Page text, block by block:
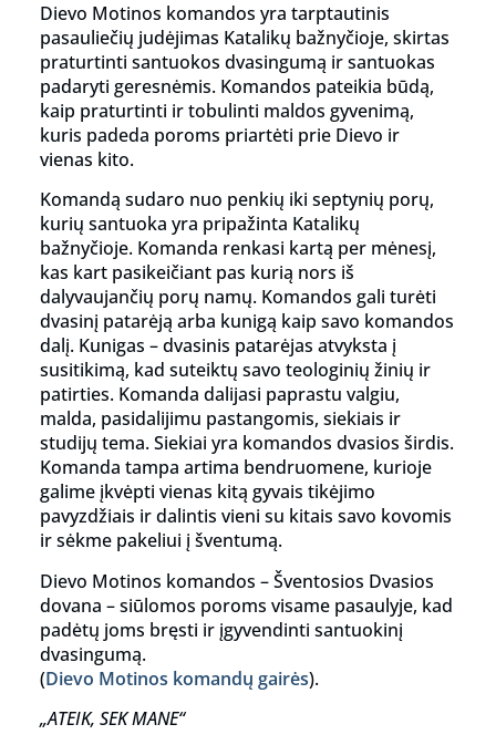
Dievo Motinos komandos yra tarptautinis
pasauliečių judėjimas Katalikų bažnyčioje, skirtas
praturtinti santuokos dvasingumą ir santuokas
padaryti geresnėmis. Komandos pateikia būdą,
kaip praturtinti ir tobulinti maldos gyvenimą,
kuris padeda poroms priartėti prie Dievo ir
vienas kito.
Komandą sudaro nuo penkių iki septynių porų,
kurių santuoka yra pripažinta Katalikų
bažnyčioje. Komanda renkasi kartą per mėnesį,
kas kart pasikeičiant pas kurią nors iš
dalyvaujančių porų namų. Komandos gali turėti
dvasinį patarėją arba kunigą kaip savo komandos
dalį. Kunigas – dvasinis patarėjas atvyksta į
susitikimą, kad suteiktų savo teologinių žinių ir
patirties. Komanda dalijasi paprastu valgiu,
malda, pasidalijimu pastangomis, siekiais ir
studijų tema. Siekiai yra komandos dvasios širdis.
Komanda tampa artima bendruomene, kurioje
galime įkvėpti vienas kitą gyvais tikėjimo
pavyzdžiais ir dalintis vieni su kitais savo kovomis
ir sėkme pakeliui į šventumą.
Dievo Motinos komandos – Šventosios Dvasios
dovana – siūlomos poroms visame pasaulyje, kad
padėtų joms bręsti ir įgyvendinti santuokinį
dvasingumą.
(Dievo Motinos komandų gairės).
„ATEIK, SEK MANE“